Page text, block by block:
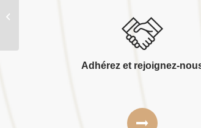
Adhérez et rejoignez-